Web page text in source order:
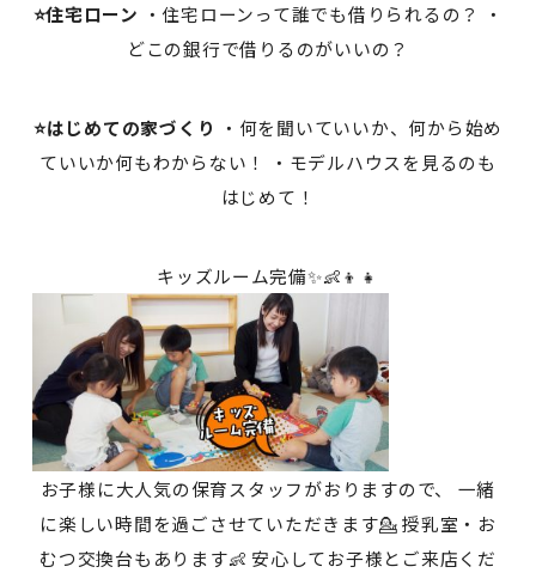
⭐住宅ローン ・住宅ローンって誰でも借りられるの？ ・
どこの銀行で借りるのがいいの？
⭐はじめての家づくり ・何を聞いていいか、何から始め
ていいか何もわからない！ ・モデルハウスを見るのも
はじめて！
キッズルーム完備✨👶👦👧
お子様に大人気の保育スタッフがおりますので、 一緒
に楽しい時間を過ごさせていただきます💁 授乳室・お
むつ交換台もあります👶 安心してお子様とご来店くだ